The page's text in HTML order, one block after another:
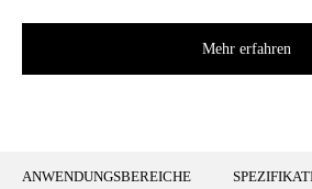
Mehr erfahren
ANWENDUNGSBEREICHE